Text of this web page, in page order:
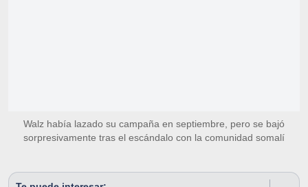
Walz había lazado su campaña en septiembre, pero se bajó
sorpresivamente tras el escándalo con la comunidad somalí